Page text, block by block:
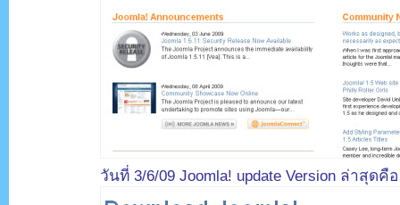
วันที่ 3/6/09 Joomla! update Version ล่าสุดคื